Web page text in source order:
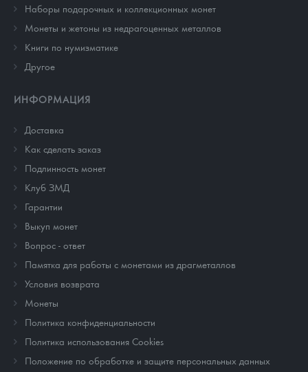
Наборы подарочных и коллекционных монет
Монеты и жетоны из недрагоценных металлов
Книги по нумизматике
Другое
ИНФОРМАЦИЯ
Доставка
Как сделать заказ
Подлинность монет
Клуб ЗМД
Гарантии
Выкуп монет
Вопрос - ответ
Памятка для работы с монетами из драгметаллов
Условия возврата
Монеты
Политика конфиденциальности
Политика использования Cookies
Положение по обработке и защите персональных данных